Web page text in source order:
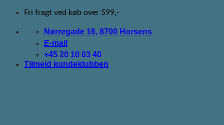
Fortsæt
indhold
Fri fragt ved køb over 599,-
Nørregade 16, 8700 Horsens
E-mail
+45 20 10 03 40
Tilmeld kundeklubben